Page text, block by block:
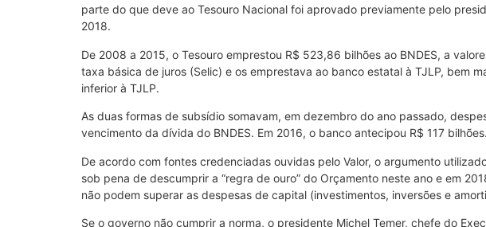
parte do que deve ao Tesouro Nacional foi aprovado previamente pelo
2018.
De 2008 a 2015, o Tesouro emprestou R$ 523,86 bilhões ao BNDES, a
taxa básica de juros (Selic) e os emprestava ao banco estatal à TJLP, bem
inferior à TJLP.
As duas formas de subsídio somavam, em dezembro do ano passado,
vencimento da dívida do BNDES. Em 2016, o banco antecipou R$ 117 bilhões.
De acordo com fontes credenciadas ouvidas pelo Valor, o argumento
sob pena de descumprir a “regra de ouro” do Orçamento neste ano e em
não podem superar as despesas de capital (investimentos, inversões e
Se o governo não cumprir a norma, o presidente Michel Temer, chefe do